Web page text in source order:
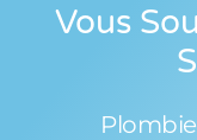
Vous